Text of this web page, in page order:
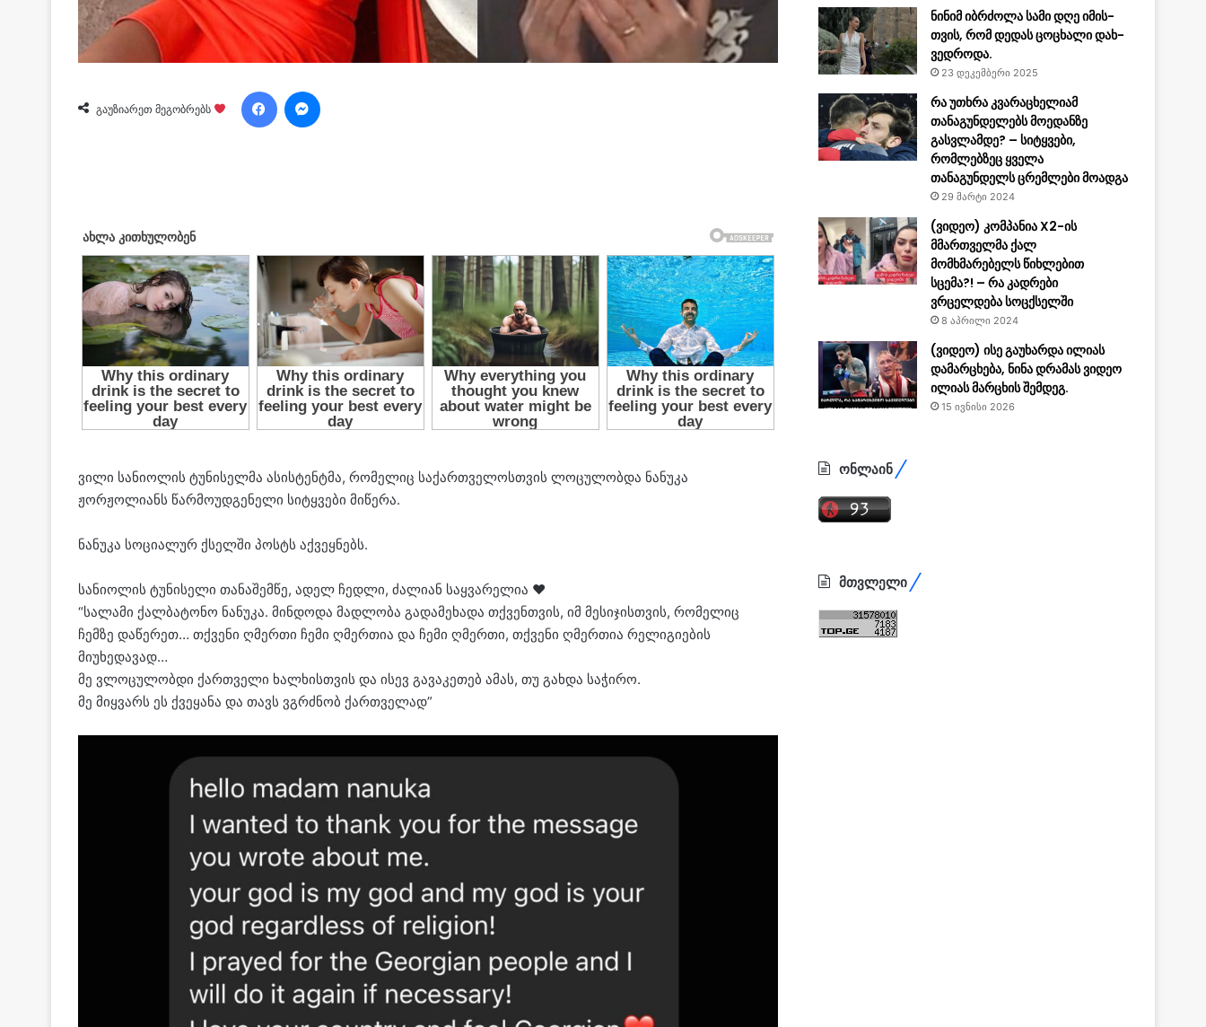
გაუზიარეთ მეგობრებს
Facebook
ვილი სანიოლის ტუნისელმა ასისტენტმა, რომელიც საქართველოსთვის ლოცულობდა ნანუკა
ჟორჟოლიანს წარმოუდგენელი სიტყვები მიწერა.
ნანუკა სოციალურ ქსელში პოსტს აქვეყნებს.
სანიოლის ტუნისელი თანაშემწე, ადელ ჩედლი, ძალიან საყვარელია ♥️
“სალამი ქალბატონო ნანუკა. მინდოდა მადლობა გადამეხადა თქვენთვის, იმ მესიჯისთვის, რომელიც
ჩემზე დაწერეთ… თქვენი ღმერთი ჩემი ღმერთია და ჩემი ღმერთი, თქვენი ღმერთია რელიგიების
მიუხედავად…
მე ვლოცულობდი ქართველი ხალხისთვის და ისევ გავაკეთებ ამას, თუ გახდა საჭირო.
მე მიყვარს ეს ქვეყანა და თავს ვგრძნობ ქართველად”
ნი­ნიმ იბ­რძო­ლა სამი დღე იმის­
თვის, რომ დე­დას ცო­ცხა­ლი დახ­
ვედროდა.
23 დეკემბერი 2025
რა უთხრა კვარაცხელიამ
თანაგუნდელებს მოედანზე
გასვლამდე? – სიტყვები,
რომლებზეც ყველა
თანაგუნდელს ცრემლები მოადგა
29 მარტი 2024
(ვიდეო) კომპანია X2-ის
მმართველმა ქალ
მომხმარებელს წიხლებით
სცემა?! – რა კადრები
ვრცელდება სოცქსელში
8 აპრილი 2024
(ვიდეო) ისე გაუხარდა ილიას
დამარცხება, ნინა დრამას ვიდეო
ილიას მარცხის შემდეგ.
15 ივნისი 2026
ონლაინ
მთვლელი